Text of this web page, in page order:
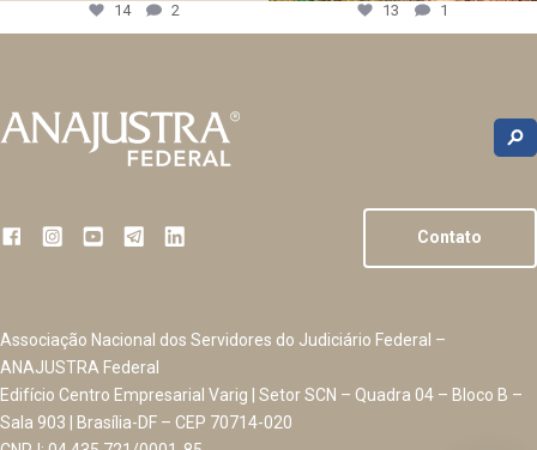
14 2 13 1
Contato
Associação Nacional dos Servidores do Judiciário Federal –
ANAJUSTRA Federal
Edifício Centro Empresarial Varig | Setor SCN – Quadra 04 – Bloco B –
Sala 903 | Brasília-DF – CEP 70714-020